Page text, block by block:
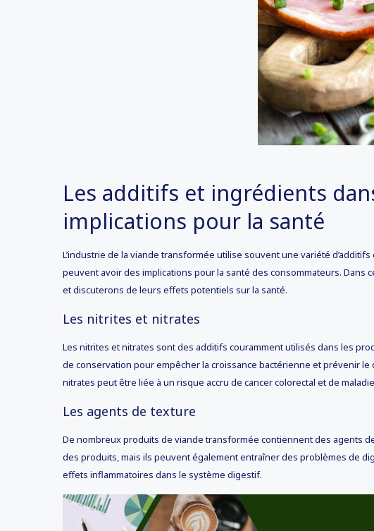
Les additifs et ingrédients
implications pour la santé
L’industrie de la viande transformée utilise souvent une variété
peuvent avoir des implications pour la santé des consommateurs.
et discuterons de leurs effets potentiels sur la santé.
Les nitrites et nitrates
Les nitrites et nitrates sont des additifs couramment utilisés dans les
de conservation pour empêcher la croissance bactérienne et prévenir
nitrates peut être liée à un risque accru de cancer colorectal et de
Les agents de texture
De nombreux produits de viande transformée contiennent des agents
des produits, mais ils peuvent également entraîner des problèmes de
effets inflammatoires dans le système digestif.